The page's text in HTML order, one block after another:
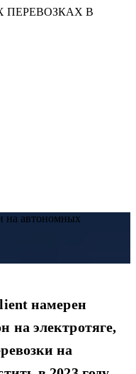
ПЕРЕВОЗКАХ В
на автономных
намерен
на электротяге,
на